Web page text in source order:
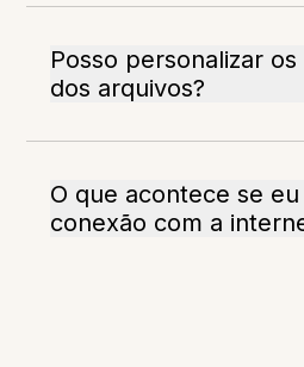
Posso personalizar
dos arquivos?
O que acontece se
conexão com a